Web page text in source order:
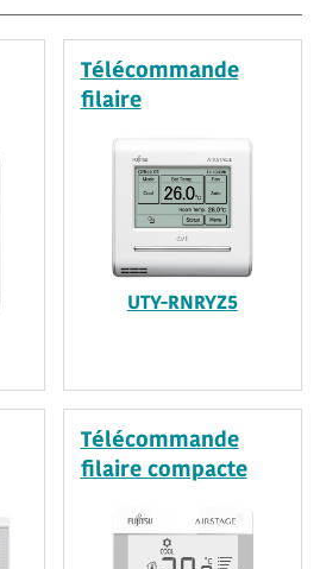
Télécommande
filaire
UTY-RNRYZ5
Télécommande
filaire compacte